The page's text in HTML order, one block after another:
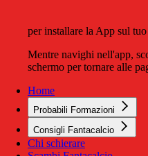
per installare la App sul
Mentre navighi nell'app,
schermo per tornare alle
Home
Probabili Formazioni
Consigli Fantacalcio
Chi schierare